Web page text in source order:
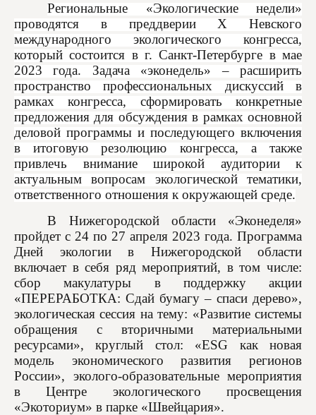
Региональные «Экологические недели»
проводятся в преддверии Х Невского
международного экологического конгресса,
который состоится в г. Санкт-Петербурге в мае
2023 года. Задача «эконедель» – расширить
пространство профессиональных дискуссий в
рамках конгресса, сформировать конкретные
предложения для обсуждения в рамках основной
деловой программы и последующего включения
в итоговую резолюцию конгресса, а также
привлечь внимание широкой аудитории к
актуальным вопросам экологической тематики,
ответственного отношения к окружающей среде.
В Нижегородской области «Эконеделя»
пройдет с 24 по 27 апреля 2023 года. Программа
Дней экологии в Нижегородской области
включает в себя ряд мероприятий, в том числе:
сбор макулатуры в поддержку акции
«ПЕРЕРАБОТКА: Сдай бумагу – спаси дерево»,
экологическая сессия на тему: «Развитие системы
обращения с вторичными материальными
ресурсами», круглый стол: «ESG как новая
модель экономического развития регионов
России», эколого-образовательные мероприятия
в Центре экологического просвещения
«Экоториум» в парке «Швейцария».